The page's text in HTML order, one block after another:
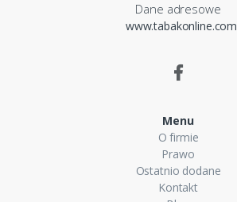
Dane adresowe
www.tabakonline.com
Menu
O firmie
Prawo
Ostatnio dodane
Kontakt